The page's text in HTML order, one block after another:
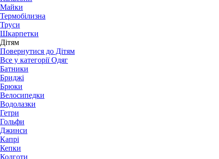
Майки
Термобілизна
Труси
Шкарпетки
Дітям
Повернутися до Дітям
Все у категорії Одяг
Батники
Бриджі
Брюки
Велосипедки
Водолазки
Гетри
Гольфи
Джинси
Капрі
Кепки
Колготи